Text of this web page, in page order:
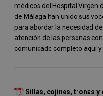
médicos del Hospital Virgen
de Málaga han unido sus
para abordar la necesidad
atención de las personas
comunicado completo aquí
Sillas, cojines, tronas y